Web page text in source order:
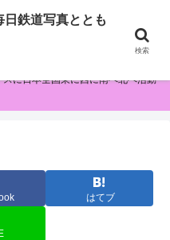
道写真とともに！
に日本全国東に西に南へ北へ活動
はてブ
鉄道写真ととも
検索